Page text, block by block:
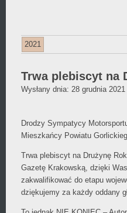
2021
Trwa plebiscyt na
Wysłany dnia: 28 grudnia
Drodzy Sympatycy
Mieszkańcy Powiatu
Trwa plebiscyt na Drużynę
Gazetę Krakowską, dzięki
zakwalifikować do etapu
dziękujemy za każdy oddany